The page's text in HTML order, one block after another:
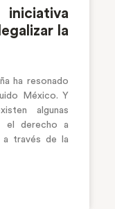
la
ha resonado
México. Y
algunas
el derecho a
a través de la